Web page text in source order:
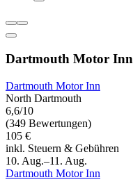
Dartmouth Motor Inn
Dartmouth Motor Inn
North Dartmouth
6,6/10
(349 Bewertungen)
105 €
inkl. Steuern & Gebühren
10. Aug.–11. Aug.
Dartmouth Motor Inn